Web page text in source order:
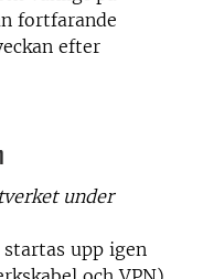
fortfarande
efter
under
upp igen